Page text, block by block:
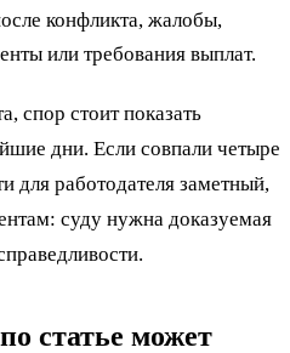
конфликта, жалобы,
или требования выплат.
спор стоит показать
дни. Если совпали четыре
для работодателя заметный,
суду нужна доказуемая
статье может